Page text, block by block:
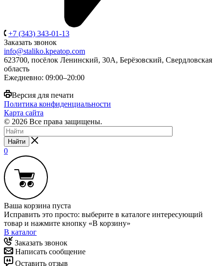
+7 (343) 343-01-13
Заказать звонок
info@staliko.kpeatop.com
623700, посёлок Ленинский, 30А, Берёзовский, Свердловская
область
Ежедневно: 09:00–20:00
Версия для печати
Политика конфиденциальности
Карта сайта
© 2026 Все права защищены.
Найти
0
Ваша корзина пуста
Исправить это просто: выберите в каталоге интересующий
товар и нажмите кнопку «В корзину»
В каталог
Заказать звонок
Написать сообщение
Оставить отзыв